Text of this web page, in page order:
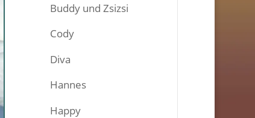
Buddy und Zsizsi
Cody
Diva
Hannes
Happy